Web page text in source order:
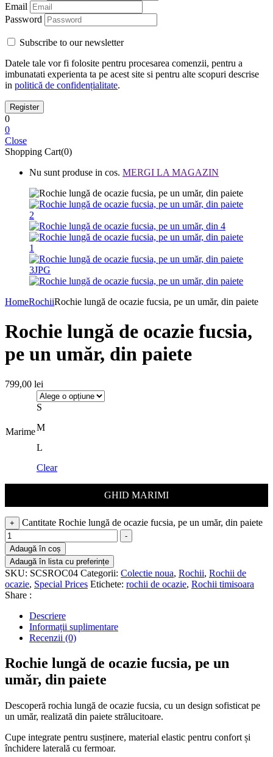
Email
Password
Subscribe to our newsletter
Datele tale vor fi folosite pentru procesarea comenzii, pentru a
imbunatati experienta ta pe acest site si pentru alte scopuri descrise
in politică de confidențialitate.
0
0
Close
Shopping Cart(0)
Nu sunt produse in cos. MERGI LA MAGAZIN
HomeRochiiRochie lungă de ocazie fucsia, pe un umăr, din paiete
Rochie lungă de ocazie fucsia,
pe un umăr, din paiete
799,00 lei
Marime
S
M
L
Clear
GHID MARIMI
+ Cantitate Rochie lungă de ocazie fucsia, pe un umăr, din paiete
-
Adaugă în coș
Adaugă în lista cu preferințe
SKU: SCSROC04 Categorii: Colectie noua, Rochii, Rochii de
ocazie, Special Prices Etichete: rochii de ocazie, Rochii timisoara
Share :
Descriere
Informații suplimentare
Recenzii (0)
Rochie lungă de ocazie fucsia, pe un
umăr, din paiete
Descoperă rochia lungă de ocazie fucsia, cu un design sofisticat pe
un umăr, realizată din paiete strălucitoare.
Cupe integrate pentru susținere, material elastic pentru confort și
închidere laterală cu fermoar.